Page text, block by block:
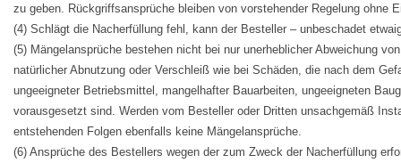
zu geben. Rückgriffsansprüche bleiben von vorstehender Regelung ohne
(4) Schlägt die Nacherfüllung fehl, kann der Besteller – unbeschadet
(5) Mängelansprüche bestehen nicht bei nur unerheblicher Abweichung
natürlicher Abnutzung oder Verschleiß wie bei Schäden, die nach dem
ungeeigneter Betriebsmittel, mangelhafter Bauarbeiten, ungeeigneten
vorausgesetzt sind. Werden vom Besteller oder Dritten unsachgemäß
entstehenden Folgen ebenfalls keine Mängelansprüche.
(6) Ansprüche des Bestellers wegen der zum Zweck der Nacherfüllung